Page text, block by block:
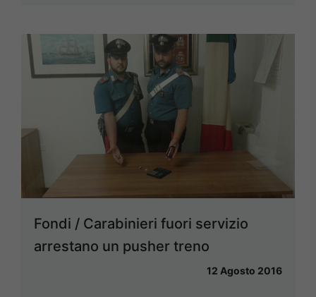
Fondi / Carabinieri fuori servizio
arrestano un pusher treno
12 Agosto 2016